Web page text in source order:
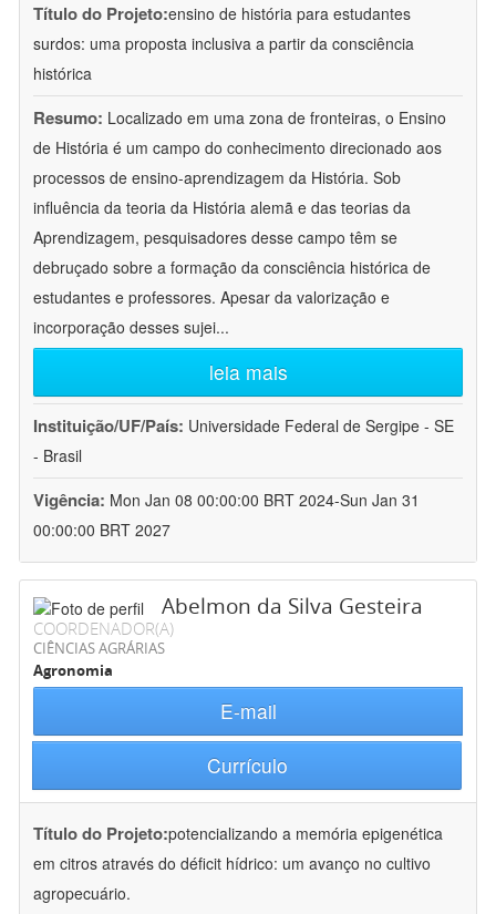
Título do Projeto:ensino de história para estudantes
surdos: uma proposta inclusiva a partir da consciência
histórica
Resumo: Localizado em uma zona de fronteiras, o Ensino
de História é um campo do conhecimento direcionado aos
processos de ensino-aprendizagem da História. Sob
influência da teoria da História alemã e das teorias da
Aprendizagem, pesquisadores desse campo têm se
debruçado sobre a formação da consciência histórica de
estudantes e professores. Apesar da valorização e
incorporação desses sujei...
leia mais
Instituição/UF/País: Universidade Federal de Sergipe - SE
- Brasil
Vigência: Mon Jan 08 00:00:00 BRT 2024-Sun Jan 31
00:00:00 BRT 2027
Abelmon da Silva Gesteira
COORDENADOR(A)
CIÊNCIAS AGRÁRIAS
Agronomia
E-mail
Currículo
Título do Projeto:potencializando a memória epigenética
em citros através do déficit hídrico: um avanço no cultivo
agropecuário.